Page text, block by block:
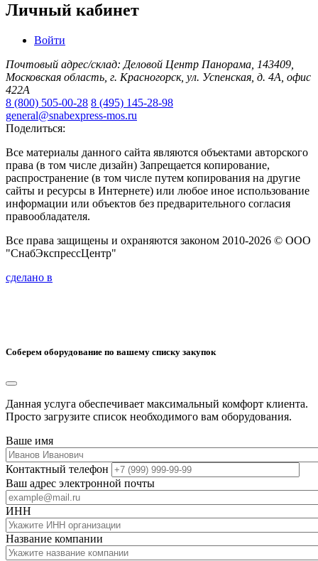
Личный кабинет
Войти
Почтовый адрес/склад: Деловой Центр Панорама, 143409,
Московская область, г. Красногорск, ул. Успенская, д. 4А, офис
422А
8 (800) 505-00-28 8 (495) 145-28-98
general@snabexpress-mos.ru
Поделиться:
Все материалы данного сайта являются объектами авторского
права (в том числе дизайн) Запрещается копирование,
распространение (в том числе путем копирования на другие
сайты и ресурсы в Интернете) или любое иное использование
информации или объектов без предварительного согласия
правообладателя.
Все права защищены и охраняются законом 2010-2026 © ООО
"СнабЭкспрессЦентр"
сделано в
Соберем оборудование по вашему списку закупок
Данная услуга обеспечивает максимальный комфорт клиента.
Просто загрузите список необходимого вам оборудования.
Ваше имя
Контактный телефон
Ваш адрес электронной почты
ИНН
Название компании